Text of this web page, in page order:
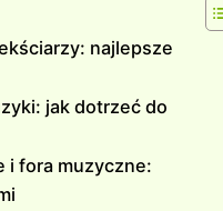
najlepsze
jak dotrzeć do
i fora muzyczne: